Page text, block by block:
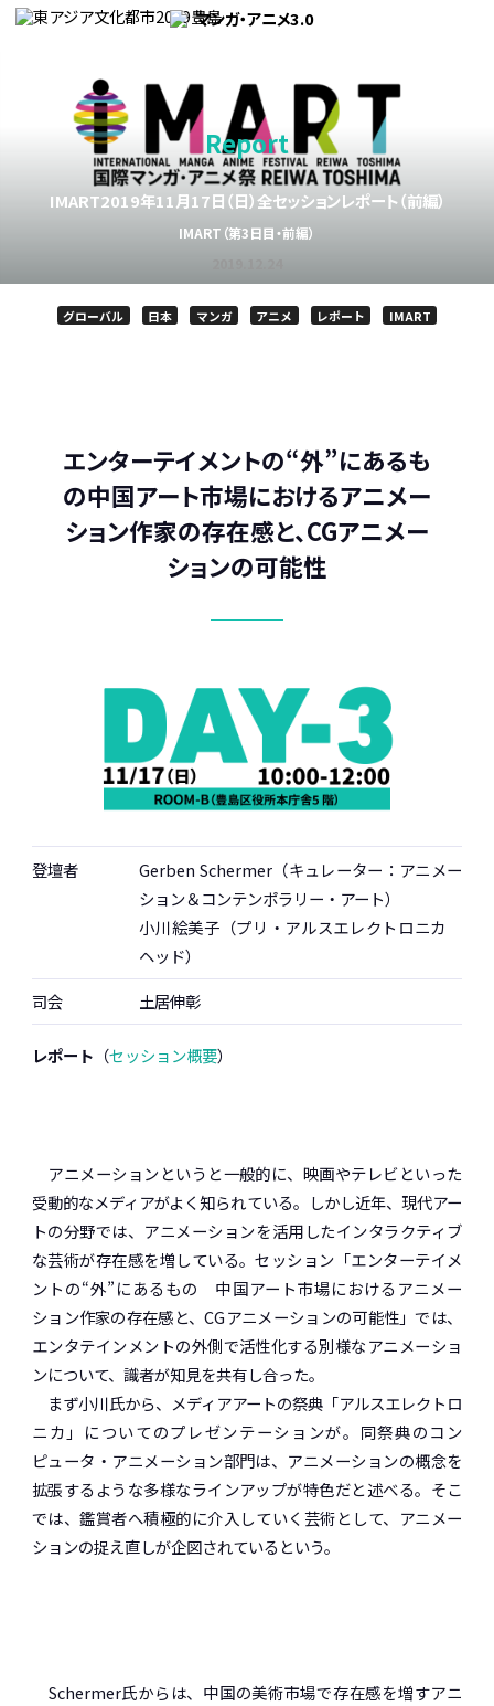
Report
IMART2019年11月17日（日）全セッションレポート（前編）
IMART（第3日目・前編）
グローバル 日本 マンガ アニメ レポート IMART
r
e
o
n
F
c
e
b
o
o
k
e
t
ブ
ッ
ク
マ
ー
d
e
m
a
i
エンターテイメントの“外”にあるも
の中国アート市場におけるアニメー
ション作家の存在感と、CGアニメー
ションの可能性
登壇者
Gerben Schermer（キュレーター：アニメー
ション＆コンテンポラリー・アート）
小川絵美子（プリ・アルスエレクトロニカ
ヘッド）
司会
土居伸彰
レポート （セッション概要）
アニメーションというと一般的に、映画やテレビといった
受動的なメディアがよく知られている。しかし近年、現代アー
トの分野では、アニメーションを活用したインタラクティブ
な芸術が存在感を増している。セッション「エンターテイメ
ントの“外”にあるもの 中国アート市場におけるアニメー
ション作家の存在感と、CGアニメーションの可能性」では、
エンタテインメントの外側で活性化する別様なアニメーショ
ンについて、識者が知見を共有し合った。
まず小川氏から、メディアアートの祭典「アルスエレクトロ
ニカ」についてのプレゼンテーションが。同祭典のコン
ピュータ・アニメーション部門は、アニメーションの概念を
拡張するような多様なラインアップが特色だと述べる。そこ
では、鑑賞者へ積極的に介入していく芸術として、アニメー
ションの捉え直しが企図されているという。
Schermer氏からは、中国の美術市場で存在感を増すアニ